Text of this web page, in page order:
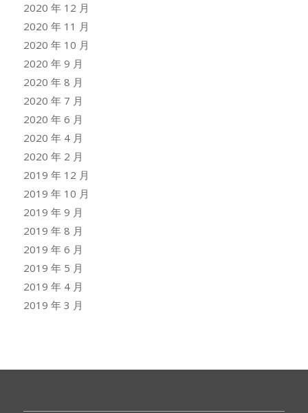
2020 年 12 月
2020 年 11 月
2020 年 10 月
2020 年 9 月
2020 年 8 月
2020 年 7 月
2020 年 6 月
2020 年 4 月
2020 年 2 月
2019 年 12 月
2019 年 10 月
2019 年 9 月
2019 年 8 月
2019 年 6 月
2019 年 5 月
2019 年 4 月
2019 年 3 月